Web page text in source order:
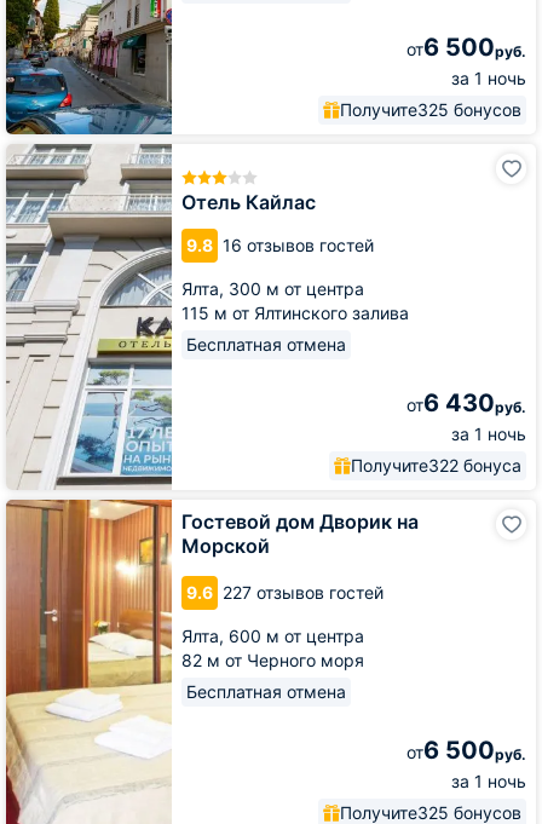
от6 500руб.
за 1 ночь
Получите325 бонусов
Отель Кайлас
9.8 16 отзывов гостей
Ялта, 300 м от центра
115 м от Ялтинского залива
Бесплатная отмена
от6 430руб.
за 1 ночь
Получите322 бонуса
Отель
Кайлас
Гостевой дом Дворик на
Морской
9.6 227 отзывов гостей
Ялта, 600 м от центра
82 м от Черного моря
Бесплатная отмена
от6 500руб.
за 1 ночь
Получите325 бонусов
Гостевой